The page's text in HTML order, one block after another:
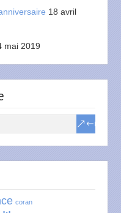
18 avril
mai 2019
coran